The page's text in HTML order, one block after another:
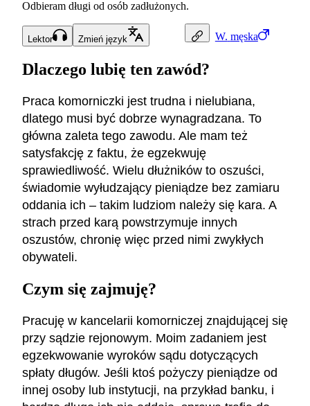
W. męska
Odbieram długi od osób zadłużonych.
Lektor Zmień język
Dlaczego lubię ten zawód?
Praca komorniczki jest trudna i nielubiana,
dlatego musi być dobrze wynagradzana. To
główna zaleta tego zawodu. Ale mam też
satysfakcję z faktu, że egzekwuję
sprawiedliwość. Wielu dłużników to oszuści,
świadomie wyłudzający pieniądze bez zamiaru
oddania ich – takim ludziom należy się kara. A
strach przed karą powstrzymuje innych
oszustów, chronię więc przed nimi zwykłych
obywateli.
Czym się zajmuję?
Pracuję w kancelarii komorniczej znajdującej się
przy sądzie rejonowym. Moim zadaniem jest
egzekwowanie wyroków sądu dotyczących
spłaty długów. Jeśli ktoś pożyczy pieniądze od
innej osoby lub instytucji, na przykład banku, i